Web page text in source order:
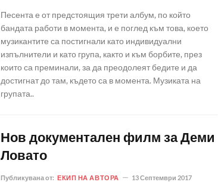
Песента е от предстоящия трети албум, по който
бандата работи в момента, и е поглед към това, което
музикантите са постигнали като индивидуални
изпълнители и като група, както и към борбите, през
които са преминали, за да преодолеят бедите и да
достигнат до там, където са в момента. Музиката на
групата..
Нов документален филм за Деми
Ловато
Публикувана от: ЕКИП НА АВТОРА 13 Септември 2017